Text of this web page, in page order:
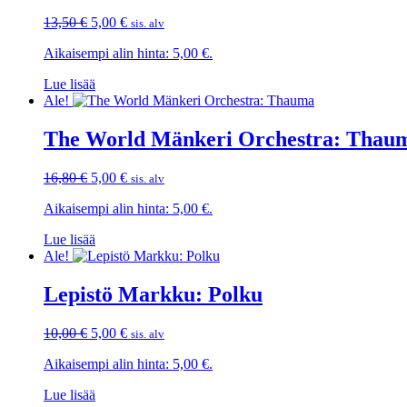
13,50€ Alkuperäinen
oli:
5,00 €Nykyinen
on:
sis. alv
Aikaisempi alin hinta: 5,00 €.
Lue lisää
Ale!
The World Mänkeri Orchestra:
16,80€ Alkuperäinen
oli:
5,00 €Nykyinen
on:
sis. alv
Aikaisempi alin hinta: 5,00 €.
Lue lisää
Ale!
Lepistö Markku: Polku
10,00€ Alkuperäinen
oli:
5,00 €Nykyinen
on:
sis. alv
Aikaisempi alin hinta: 5,00 €.
Lue lisää